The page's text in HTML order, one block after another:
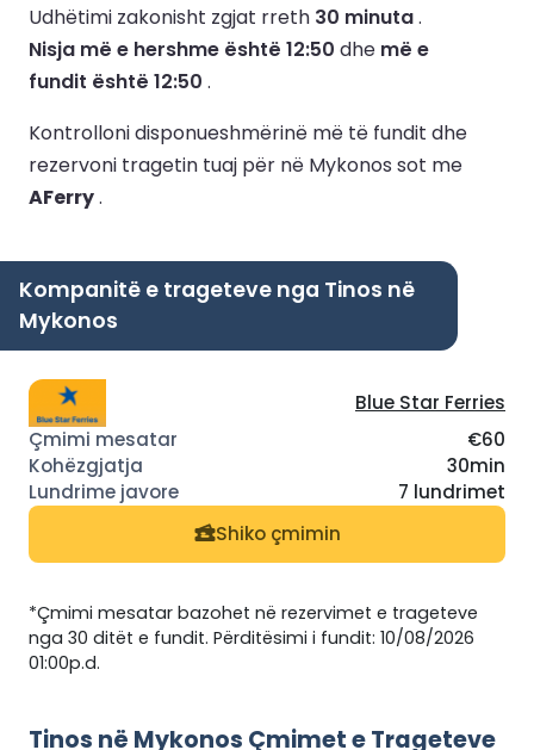
Udhëtimi zakonisht zgjat rreth 30 minuta.
Nisja më e hershme është 12:50 dhe më e
fundit është 12:50 .
Kontrolloni disponueshmërinë më të fundit dhe
rezervoni tragetin tuaj për në Mykonos sot me
AFerry.
Kompanitë e trageteve nga Tinos në
Mykonos
Blue Star Ferries
€60
30min
7 lundrimet
Shiko çmimin
*Çmimi mesatar bazohet në rezervimet e trageteve
nga 30 ditët e fundit. Përditësimi i fundit: 10/08/2026
01:00p.d.
Tinos në Mykonos Çmimet e Trageteve